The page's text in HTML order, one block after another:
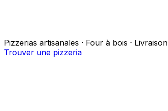
Pizzerias artisanales · Four à bois · Livraison
Trouver une pizzeria